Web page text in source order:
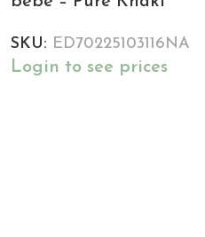
SKU: ED70225103116NA
Login to see prices